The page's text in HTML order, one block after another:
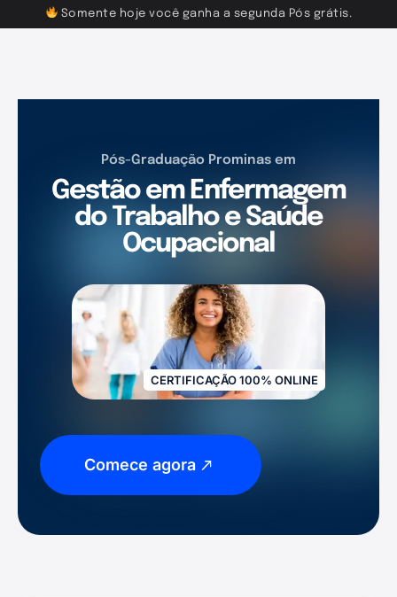
Somente hoje você ganha a segunda Pós grátis.
Pós-Graduação Prominas em
Gestão em Enfermagem
do Trabalho e Saúde
Ocupacional
CERTIFICAÇÃO 100% ONLINE
Comece agora